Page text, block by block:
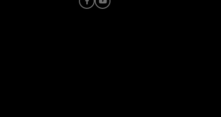
Facebook
Youtube